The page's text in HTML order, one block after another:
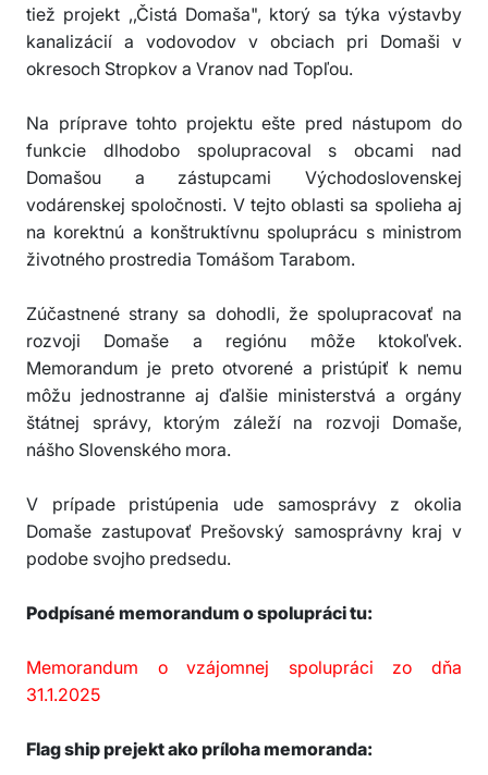
tiež projekt ,,Čistá Domaša", ktorý sa týka výstavby
kanalizácií a vodovodov v obciach pri Domaši v
okresoch Stropkov a Vranov nad Topľou.
Na príprave tohto projektu ešte pred nástupom do
funkcie dlhodobo spolupracoval s obcami nad
Domašou a zástupcami Východoslovenskej
vodárenskej spoločnosti. V tejto oblasti sa spolieha aj
na korektnú a konštruktívnu spoluprácu s ministrom
životného prostredia Tomášom Tarabom.
Zúčastnené strany sa dohodli, že spolupracovať na
rozvoji Domaše a regiónu môže ktokoľvek.
Memorandum je preto otvorené a pristúpiť k nemu
môžu jednostranne aj ďalšie ministerstvá a orgány
štátnej správy, ktorým záleží na rozvoji Domaše,
nášho Slovenského mora.
V prípade pristúpenia ude samosprávy z okolia
Domaše zastupovať Prešovský samosprávny kraj v
podobe svojho predsedu.
Podpísané memorandum o spolupráci tu:
Memorandum o vzájomnej spolupráci zo dňa
31.1.2025
Flag ship prejekt ako príloha memoranda: